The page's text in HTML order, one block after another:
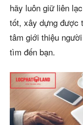
hãy luôn giữ liên
tốt, xây dựng được
tâm giới thiệu
tìm đến bạn.